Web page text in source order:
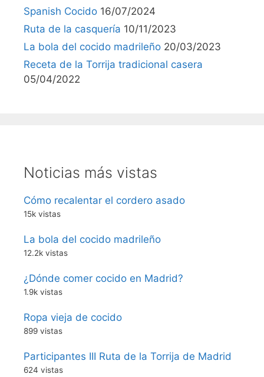
Spanish Cocido 16/07/2024
Ruta de la casquería 10/11/2023
La bola del cocido madrileño 20/03/2023
Receta de la Torrija tradicional casera
05/04/2022
Noticias más vistas
Cómo recalentar el cordero asado
15k vistas
La bola del cocido madrileño
12.2k vistas
¿Dónde comer cocido en Madrid?
1.9k vistas
Ropa vieja de cocido
899 vistas
Participantes III Ruta de la Torrija de Madrid
624 vistas